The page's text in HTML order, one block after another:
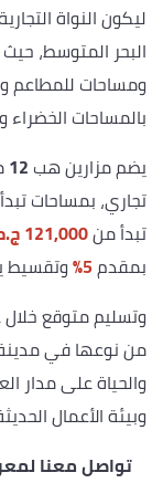
ليكون النواة
البحر المتوسط،
ومساحات للمطاعم
بالمساحات الخضراء
يضم مزارين هب12
تجاري، بمساحات
تبدأ من121,000 ج.م
بمقدم5%
من نوعها في
والحياة على مدار
وبيئة الأعمال
تواصل معنا